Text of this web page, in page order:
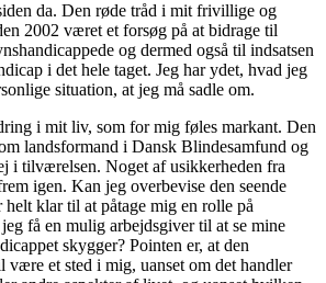
da. Den røde tråd i mit frivillige og
2002 været et forsøg på at bidrage til
og dermed også til indsatsen
i det hele taget. Jeg har ydet, hvad jeg
situation, at jeg må sadle om.
i mit liv, som for mig føles markant. Den
landsformand i Dansk Blindesamfund og
i tilværelsen. Noget af usikkerheden fra
igen. Kan jeg overbevise den seende
helt klar til at påtage mig en rolle på
få en mulig arbejdsgiver til at se mine
skygger? Pointen er, at den
et sted i mig, uanset om det handler